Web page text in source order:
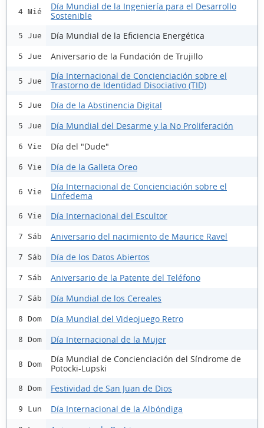
4 Mié
Día Mundial de la Ingeniería para el Desarrollo
Sostenible
5 Jue Día Mundial de la Eficiencia Energética
5 Jue Aniversario de la Fundación de Trujillo
5 Jue
Día Internacional de Concienciación sobre el
Trastorno de Identidad Disociativo (TID)
5 Jue Día de la Abstinencia Digital
5 Jue Día Mundial del Desarme y la No Proliferación
6 Vie Día del "Dude"
6 Vie Día de la Galleta Oreo
6 Vie
Día Internacional de Concienciación sobre el
Linfedema
6 Vie Día Internacional del Escultor
7 Sáb Aniversario del nacimiento de Maurice Ravel
7 Sáb Día de los Datos Abiertos
7 Sáb Aniversario de la Patente del Teléfono
7 Sáb Día Mundial de los Cereales
8 Dom Día Mundial del Videojuego Retro
8 Dom Día Internacional de la Mujer
8 Dom
Día Mundial de Concienciación del Síndrome de
Potocki-Lupski
8 Dom Festividad de San Juan de Dios
9 Lun Día Internacional de la Albóndiga